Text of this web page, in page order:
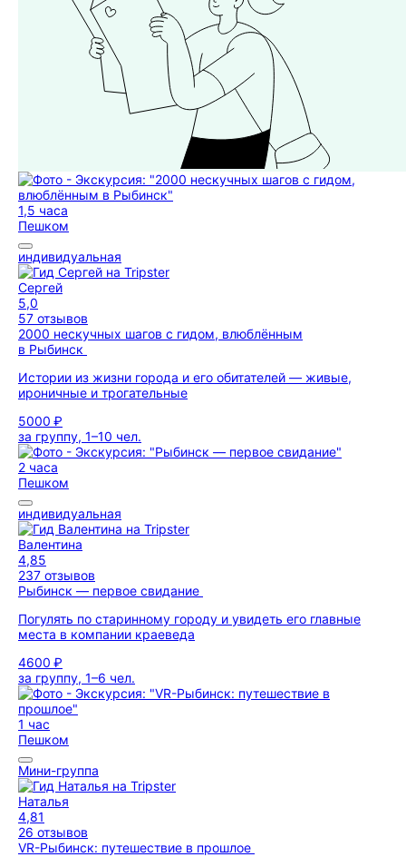
1,5 часа
Пешком
индивидуальная
Сергей
5,0
57 отзывов
2000 нескучных шагов с гидом, влюблённым
в Рыбинск
Истории из жизни города и его обитателей — живые,
ироничные и трогательные
5000 ₽
за группу, 1–10 чел.
2 часа
Пешком
индивидуальная
Валентина
4,85
237 отзывов
Рыбинск — первое свидание
Погулять по старинному городу и увидеть его главные
места в компании краеведа
4600 ₽
за группу, 1–6 чел.
1 час
Пешком
Мини-группа
Наталья
4,81
26 отзывов
VR-Рыбинск: путешествие в прошлое